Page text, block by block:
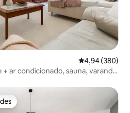
4,94 de uma
4,94 (380)
ar condicionado, sauna, varanda
dos hóspedes